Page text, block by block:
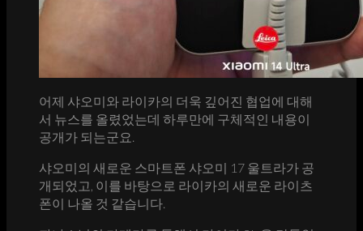
어제 샤오미와 라이카의 더욱 깊어진 협업에 대해
서 뉴스를 올렸었는데 하루만에 구체적인 내용이
공개가 되는군요.
샤오미의 새로운 스마트폰 샤오미 17 울트라가 공
개되었고, 이를 바탕으로 라이카의 새로운 라이츠
폰이 나올 것 같습니다.